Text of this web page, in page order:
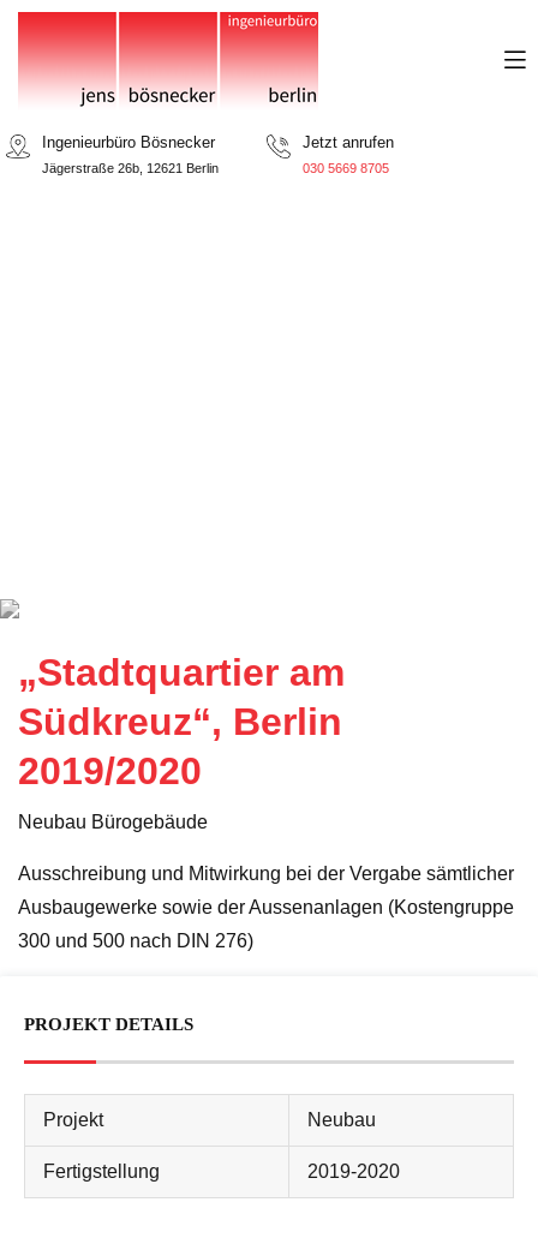
Ingenieurbüro Bösnecker
Jägerstraße 26b, 12621 Berlin
Jetzt anrufen
030 5669 8705
„Stadtquartier am
Südkreuz“, Berlin
2019/2020
Neubau Bürogebäude
Ausschreibung und Mitwirkung bei der Vergabe sämtlicher
Ausbaugewerke sowie der Aussenanlagen (Kostengruppe
300 und 500 nach DIN 276)
PROJEKT DETAILS
Projekt Neubau
Fertigstellung 2019-2020